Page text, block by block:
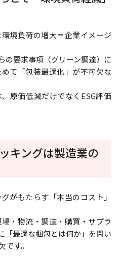
境負荷の増大＝企業イメージ
の要求事項（グリーン調達）に
て「包装最適化」が不可欠な
原価低減だけでなくESG評価
キングは製造業の
がもたらす「本当のコスト」
・物流・調達・購買・サプラ
「最適な梱包とは何か」を問い
す。